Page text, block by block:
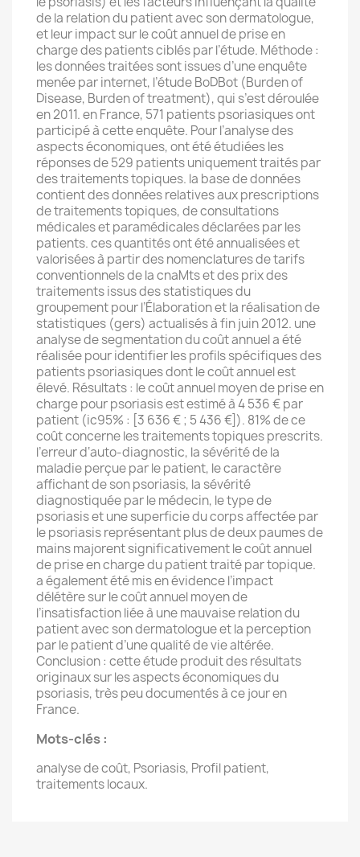
de la relation du patient avec son dermatologue,
et leur impact sur le coût annuel de prise en
charge des patients ciblés par l’étude. Méthode :
les données traitées sont issues d’une enquête
menée par internet, l’étude BoDBot (Burden of
Disease, Burden of treatment), qui s’est déroulée
en 2011. en France, 571 patients psoriasiques ont
participé à cette enquête. Pour l’analyse des
aspects économiques, ont été étudiées les
réponses de 529 patients uniquement traités par
des traitements topiques. la base de données
contient des données relatives aux prescriptions
de traitements topiques, de consultations
médicales et paramédicales déclarées par les
patients. ces quantités ont été annualisées et
valorisées à partir des nomenclatures de tarifs
conventionnels de la cnaMts et des prix des
traitements issus des statistiques du
groupement pour l’Élaboration et la réalisation de
statistiques (gers) actualisés à fin juin 2012. une
analyse de segmentation du coût annuel a été
réalisée pour identifier les profils spécifiques des
patients psoriasiques dont le coût annuel est
élevé. Résultats : le coût annuel moyen de prise en
charge pour psoriasis est estimé à 4 536 € par
patient (ic95% : [3 636 € ; 5 436 €]). 81% de ce
coût concerne les traitements topiques prescrits.
l’erreur d‘auto-diagnostic, la sévérité de la
maladie perçue par le patient, le caractère
affichant de son psoriasis, la sévérité
diagnostiquée par le médecin, le type de
psoriasis et une superficie du corps affectée par
le psoriasis représentant plus de deux paumes de
mains majorent significativement le coût annuel
de prise en charge du patient traité par topique.
a également été mis en évidence l’impact
délétère sur le coût annuel moyen de
l’insatisfaction liée à une mauvaise relation du
patient avec son dermatologue et la perception
par le patient d’une qualité de vie altérée.
Conclusion : cette étude produit des résultats
originaux sur les aspects économiques du
psoriasis, très peu documentés à ce jour en
France.
Mots-clés :
analyse de coût, Psoriasis, Profil patient,
traitements locaux.